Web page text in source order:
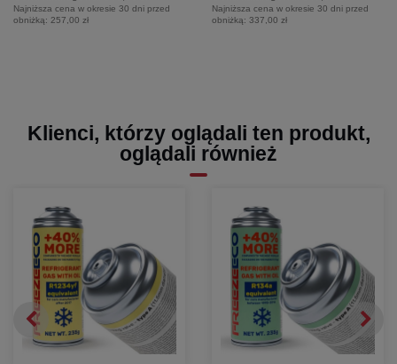
Najniższa cena w okresie 30 dni przed
obniżką: 257,00 zł
Najniższa cena w okresie 30 dni przed
obniżką: 337,00 zł
Klienci, którzy oglądali ten produkt,
oglądali również